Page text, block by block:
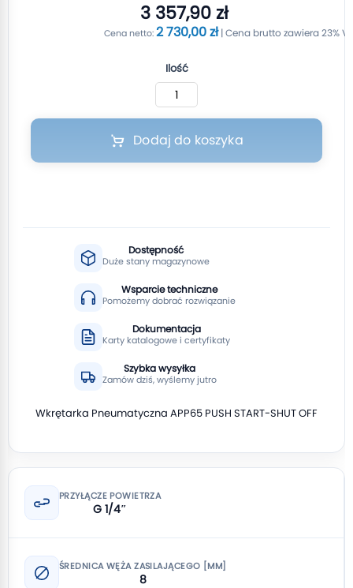
3 357,90 zł
2 730,00 zł
Ilość
Dodaj do koszyka
Dostępność
Duże stany magazynowe
Wsparcie techniczne
Pomożemy dobrać rozwiązanie
Dokumentacja
Karty katalogowe i certyfikaty
Szybka wysyłka
Zamów dziś, wyślemy jutro
Wkrętarka Pneumatyczna APP65 PUSH START-SHUT OFF
PRZYŁĄCZE POWIETRZA
G 1/4″
ŚREDNICA WĘŻA ZASILAJĄCEGO [MM]
8